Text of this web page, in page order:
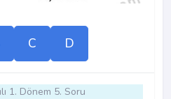
C D
1. Dönem 5. Soru